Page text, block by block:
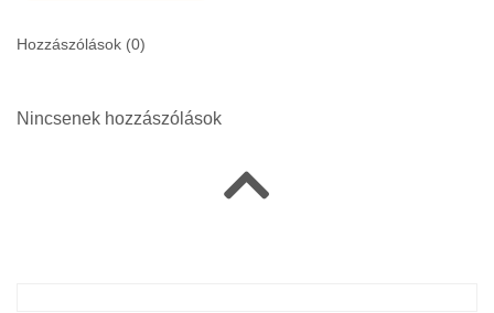
Hozzászólások (0)
Nincsenek hozzászólások